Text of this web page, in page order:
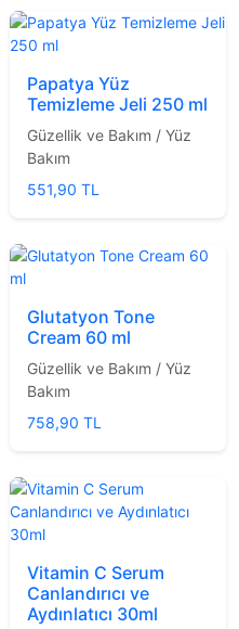
Papatya Yüz
Temizleme Jeli 250 ml
Güzellik ve Bakım / Yüz
Bakım
551,90 TL
Glutatyon Tone
Cream 60 ml
Güzellik ve Bakım / Yüz
Bakım
758,90 TL
Vitamin C Serum
Canlandırıcı ve
Aydınlatıcı 30ml